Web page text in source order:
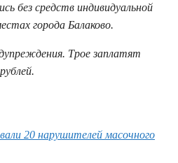
без средств индивидуальной
города Балаково.
Трое заплатят
20 нарушителей масочного